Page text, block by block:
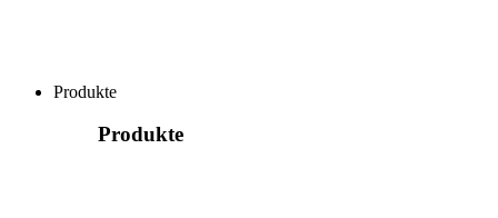
Produkte
Produkte